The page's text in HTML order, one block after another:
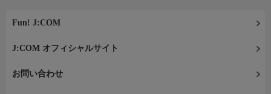
Fun! J:COM
J:COM オフィシャルサイト
お問い合わせ